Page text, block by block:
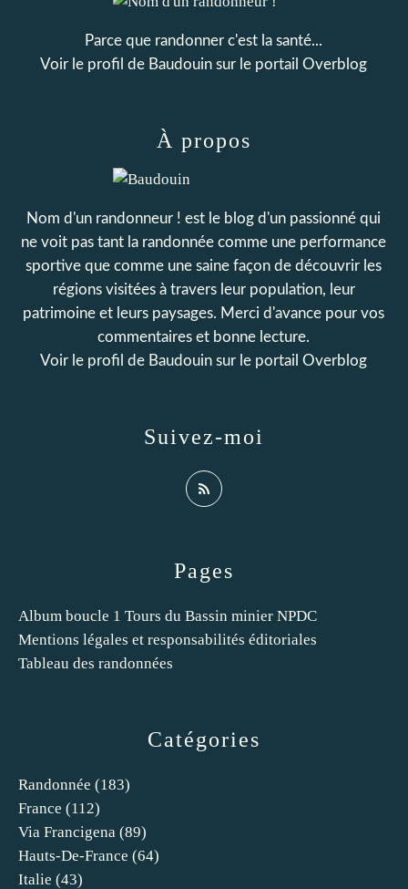
Catégories
Randonnée (183)
France (112)
Via Francigena (89)
Hauts-De-France (64)
Italie (43)
Pages
Album boucle 1 Tours du Bassin minier NPDC
Mentions légales et responsabilités éditoriales
Tableau des randonnées
Parce que randonner c'est la santé...
Voir le profil de Baudouin sur le portail Overblog
Suivez-moi
À propos
Nom d'un randonneur ! est le blog d'un passionné qui
ne voit pas tant la randonnée comme une performance
sportive que comme une saine façon de découvrir les
régions visitées à travers leur population, leur
patrimoine et leurs paysages. Merci d'avance pour vos
commentaires et bonne lecture.
Voir le profil de Baudouin sur le portail Overblog